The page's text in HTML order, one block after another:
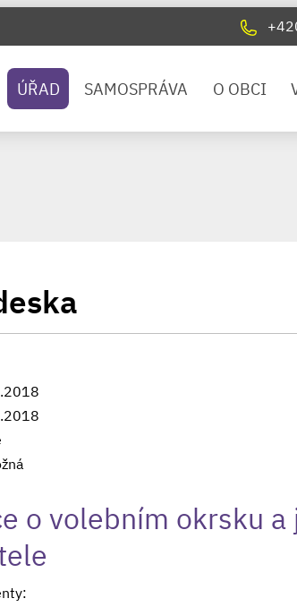
ÚŘAD SAMOSPRÁVA O OBCI
o volebním okrsku a